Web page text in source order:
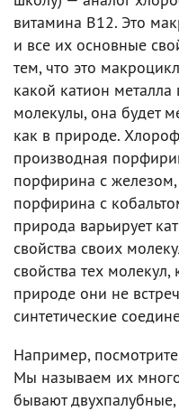
витамина B12. Это
и все их основные
тем, что это
какой катион
молекулы, она будет
как в природе.
производная
порфирина с
порфирина с
природа варьирует
свойства своих
свойства тех
природе они не
синтетические
Например, посмотрите
Мы называем их
бывают